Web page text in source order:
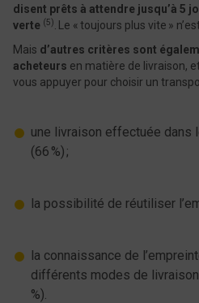
disent prêts à attendre jusqu’à 5
verte (5)
. Le « toujours plus vite »
Mais d’autres critères sont
acheteurs en matière de livraison,
vous appuyer pour choisir un
une livraison effectuée dans
(66 %) ;
la possibilité de réutiliser
la connaissance de
différents modes de
%).